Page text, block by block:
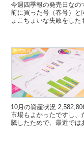
今週四季報の発売日なの
前に買った号（春号）と
ょこちょいな失敗をした
株式投資
10月の資産状況
市場もよかったですし、
騰したためで、最近では